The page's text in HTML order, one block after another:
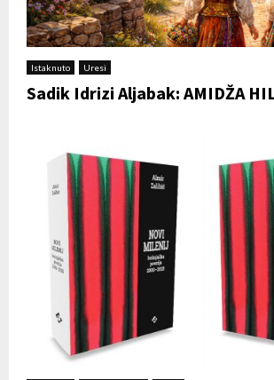
Istaknuto Uresi
Sadik Idrizi Aljabak: AMIDŽA